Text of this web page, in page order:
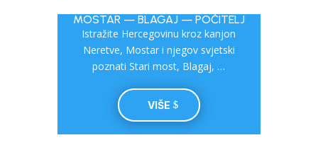
MOSTAR — BLAGAJ — POČITELJ
Istražite Hercegovinu kroz kanjon
Neretve, Mostar i njegov svjetski
poznati Stari most, Blagaj, …
VIŠE